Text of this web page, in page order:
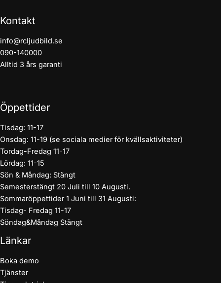
Kontakt
info@rcljudbild.se
090-140000
Alltid 3 års garanti
Öppettider
Tisdag: 11-17
Onsdag: 11-19 (se sociala medier för kvällsaktiviteter)
Tordag-Fredag 11-17
Lördag: 11-15
Sön & Måndag: Stängt
Semesterstängt 20 Juli till 10 Augusti.
Sommaröppettider 1 Juni till 31 Augusti:
Tisdag- Fredag 11-17
Söndag&Måndag Stängt
Länkar
Boka demo
Tjänster